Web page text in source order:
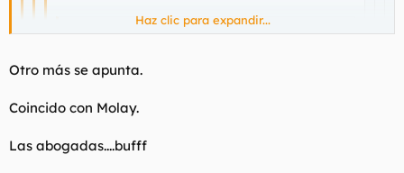
Jacques de Molay rebuznó:
oportunidades he tenido (cosechando algún
son lo puto peor.Haz clic para expandir...
Haz clic para expandir...
Sois Legión.
¡MI NOMBRE ES LEGIÓN
PORQUE SOMOS MUCHOS!
Haz clic para expandir...
Otro más se apunta.
Coincido con Molay.
Las abogadas....bufff